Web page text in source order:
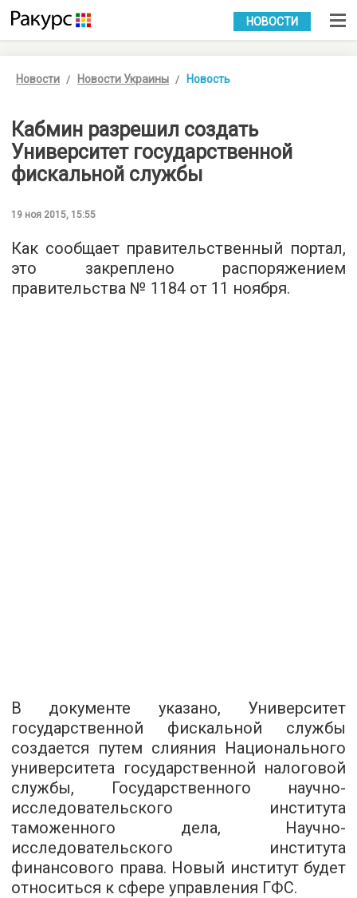
УКР РУС
НОВОСТИ
Новости Новости Украины Новость
Кабмин разрешил создать
Университет государственной
фискальной службы
19 ноя 2015, 15:55
Как сообщает правительственный портал,
это закреплено распоряжением
правительства № 1184 от 11 ноября.
В документе указано, Университет
государственной фискальной службы
создается путем слияния Национального
университета государственной налоговой
службы, Государственного научно-
исследовательского института
таможенного дела, Научно-
исследовательского института
финансового права. Новый институт будет
относиться к сфере управления ГФС.